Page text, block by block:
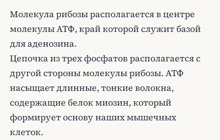
Молекула рибозы располагается в центре
молекулы АТФ, край которой служит базой
для аденозина.
Цепочка из трех фосфатов располагается с
другой стороны молекулы рибозы. АТФ
насыщает длинные, тонкие волокна,
содержащие белок миозин, который
формирует основу наших мышечных
клеток.